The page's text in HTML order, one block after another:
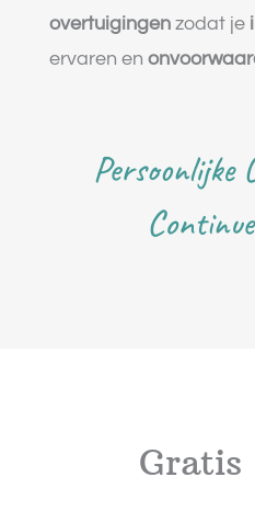
overtuigingenzodat je
ervaren en
Persoonlijke
Gratis